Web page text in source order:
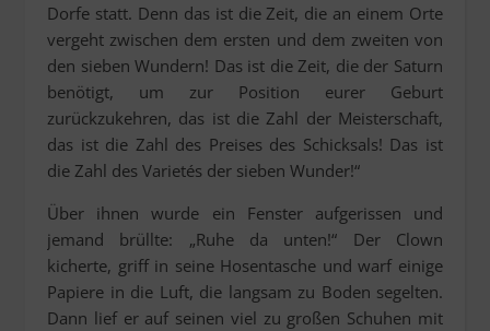
Dorfe statt. Denn das ist die Zeit, die an einem Orte
vergeht zwischen dem ersten und dem zweiten von
den sieben Wundern! Das ist die Zeit, die der Saturn
benötigt, um zur Position eurer Geburt
zurückzukehren, das ist die Zahl der Meisterschaft,
das ist die Zahl des Preises des Schicksals! Das ist
die Zahl des Varietés der sieben Wunder!“
Über ihnen wurde ein Fenster aufgerissen und
jemand brüllte: „Ruhe da unten!“ Der Clown
kicherte, griff in seine Hosentasche und warf einige
Papiere in die Luft, die langsam zu Boden segelten.
Dann lief er auf seinen viel zu großen Schuhen mit